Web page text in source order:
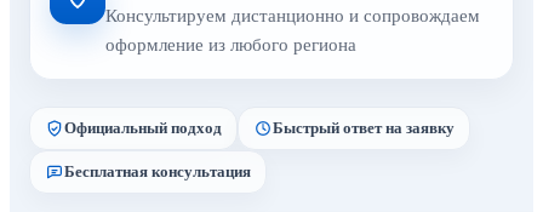
Консультируем дистанционно и сопровождаем
оформление из любого региона
Официальный подход Быстрый ответ на заявку
Бесплатная консультация